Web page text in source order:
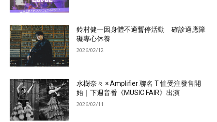
鈴村健一因身體不適暫停活動 確診適應障
礙專心休養
2026/02/12
水樹奈々 × Amplifier 聯名 T 恤受注發售開
始｜下週音番《MUSIC FAIR》出演
2026/02/11